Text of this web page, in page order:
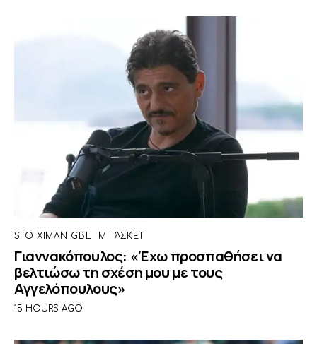
STOIXIMAN GBL ΜΠΆΣΚΕΤ
Γιαννακόπουλος: «Έχω προσπαθήσει να
βελτιώσω τη σχέση μου με τους
Αγγελόπουλους»
15 HOURS AGO